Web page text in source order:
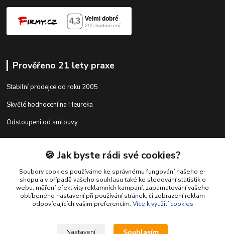
Prověřeno 21 lety praxe
Stabilní prodejce od roku 2005
Skvělé hodnocení na Heureka
Odstoupeni od smlouvy
Kontakty
shop@racing-tuning-shop.cz
🍪 Jak byste rádi své cookies?
Soubory cookies používáme ke správnému fungování našeho e-
shopu a v případě vašeho souhlasu také ke sledování statistik o
webu, měření efektivity reklamních kampaní, zapamatování vašeho
oblíbeného nastavení při používání stránek, či zobrazení reklam
odpovídajících vašim preferencím. Více k využití cookies
Nastavení